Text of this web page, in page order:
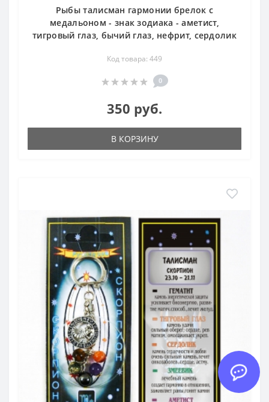
Рыбы талисман гармонии брелок с
медальоном - знак зодиака - аметист,
тигровый глаз, бычий глаз, нефрит, сердолик
Код товара: 449
0
350 руб.
В КОРЗИНУ